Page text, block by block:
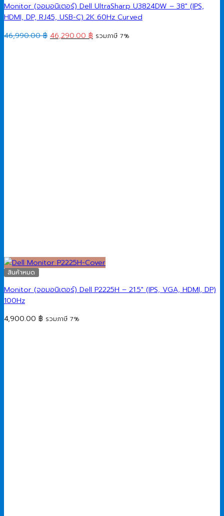
Monitor (จอมอนิเตอร์) Dell UltraSharp U3824DW – 38″ (IPS,
HDMI, DP, RJ45, USB-C) 2K 60Hz Curved
46,990.00฿ Original
46,290.00 ฿ Current
รวมภาษี 7%
สินค้าหมด
Monitor (จอมอนิเตอร์) Dell P2225H – 21.5″ (IPS, VGA, HDMI, DP)
100Hz
4,900.00 ฿ รวมภาษี 7%